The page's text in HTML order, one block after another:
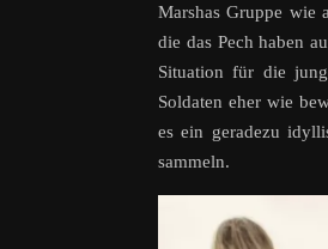
Marshas Gruppe wie
die das Pech haben
Situation für die
Soldaten eher wie
es ein geradezu
sammeln.